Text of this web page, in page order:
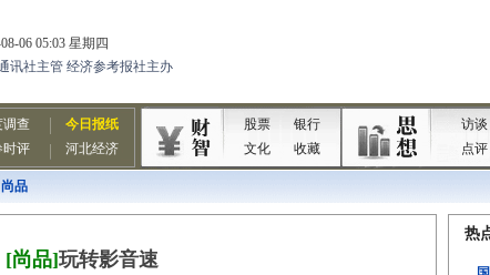
尚品
[尚品]玩转影音速